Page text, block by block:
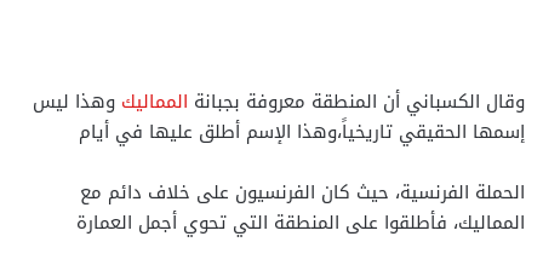
وقال الكسباني أن المنطقة معروفة بجبانة المماليك وهذا ليس
إسمها الحقيقي تاريخياً،وهذا الإسم أطلق عليها في أيام
الحملة الفرنسية، حيث كان الفرنسيون على خلاف دائم مع
المماليك، فأطلقوا على المنطقة التي تحوي أجمل العمارة